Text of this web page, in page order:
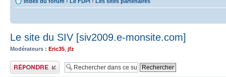
Le site du SIV [siv2009.e-monsite.com]
Modérateurs : Eric35 jfz
Publier une réponse